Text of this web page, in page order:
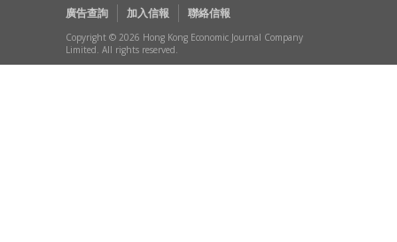
廣告查詢
加入信報 聯絡信報
Copyright © 2026 Hong Kong Economic Journal Company
Limited. All rights reserved.